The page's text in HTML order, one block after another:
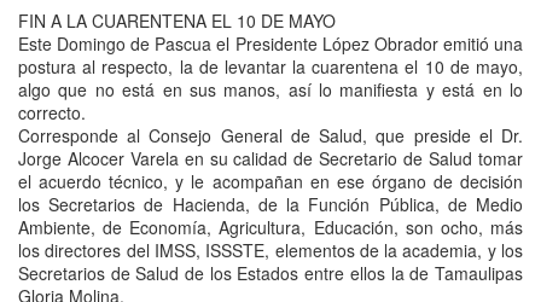
FIN A LA CUARENTENA EL 10 DE MAYO
Este Domingo de Pascua el Presidente López Obrador emitió una
postura al respecto, la de levantar la cuarentena el 10 de mayo,
algo que no está en sus manos, así lo manifiesta y está en lo
correcto.
Corresponde al Consejo General de Salud, que preside el Dr.
Jorge Alcocer Varela en su calidad de Secretario de Salud tomar
el acuerdo técnico, y le acompañan en ese órgano de decisión
los Secretarios de Hacienda, de la Función Pública, de Medio
Ambiente, de Economía, Agricultura, Educación, son ocho, más
los directores del IMSS, ISSSTE, elementos de la academia, y los
Secretarios de Salud de los Estados entre ellos la de Tamaulipas
Gloria Molina.